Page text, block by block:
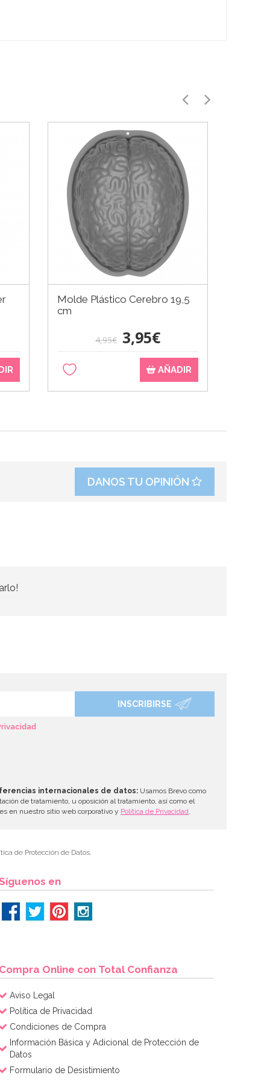
Molde Plástico Cerebro 19,5
cm
4,95€ 3,95€
AÑADIR
DANOS TU OPINIÓN
INSCRIBIRSE
internacionales de datos: Usamos Brevo como
de tratamiento, u oposición al tratamiento, así como el
en nuestro sitio web corporativo y Política de Privacidad
de Protección de Datos.
en
Compra Online con Total Confianza
Aviso Legal
Política de Privacidad
Condiciones de Compra
Información Básica y Adicional de Protección de
Datos
Formulario de Desistimiento